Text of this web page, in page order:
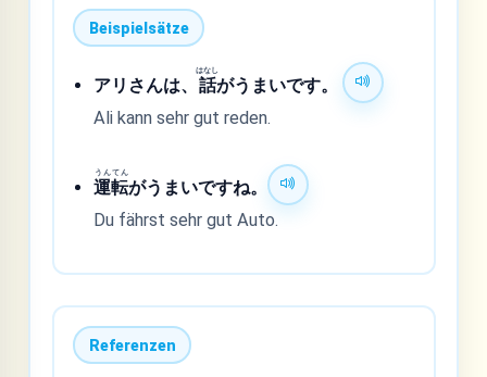
Beispielsätze
アリさんは、 話
はなし
がうまいです。
Ali kann sehr gut reden.
運転
うんてん
がうまいですね。
Du fährst sehr gut Auto.
Referenzen